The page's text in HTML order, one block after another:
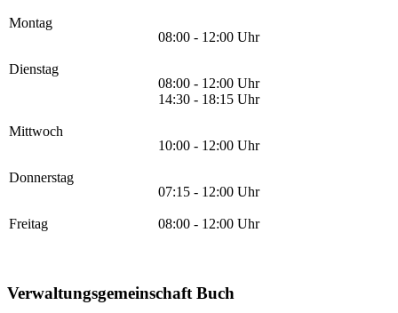
Montag
08:00 - 12:00 Uhr
Dienstag
08:00 - 12:00 Uhr
14:30 - 18:15 Uhr
Mittwoch
10:00 - 12:00 Uhr
Donnerstag
07:15 - 12:00 Uhr
Freitag 08:00 - 12:00 Uhr
Verwaltungsgemeinschaft Buch